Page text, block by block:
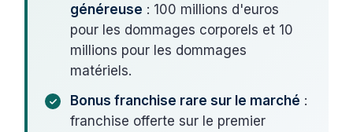
généreuse : 100 millions d'euros
pour les dommages corporels et 10
millions pour les dommages
matériels.
Bonus franchise rare sur le marché :
franchise offerte sur le premier